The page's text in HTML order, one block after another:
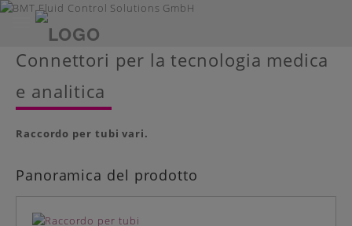
content
Toggle
navigation
Connettori per la tecnologia medica
e analitica
Raccordo per tubi vari.
Panoramica del prodotto